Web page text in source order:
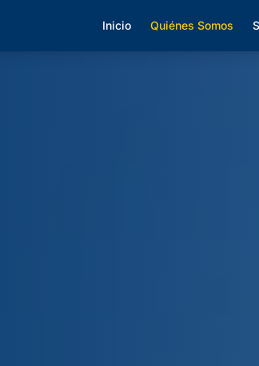
Inicio Quiénes Somos